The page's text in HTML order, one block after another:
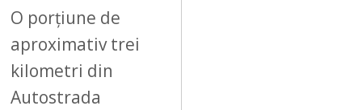
O porțiune de
aproximativ trei
kilometri din
Autostrada